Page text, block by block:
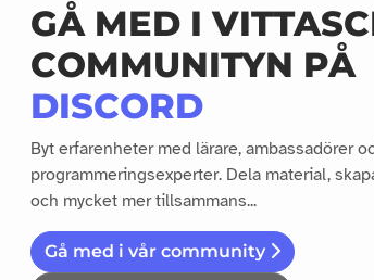
GÅ MED I
COMMUNITYN PÅ
DISCORD
Byt erfarenheter med lärare, ambassadörer
programmeringsexperter. Dela material,
och mycket mer tillsammans...
Gå med i vår community